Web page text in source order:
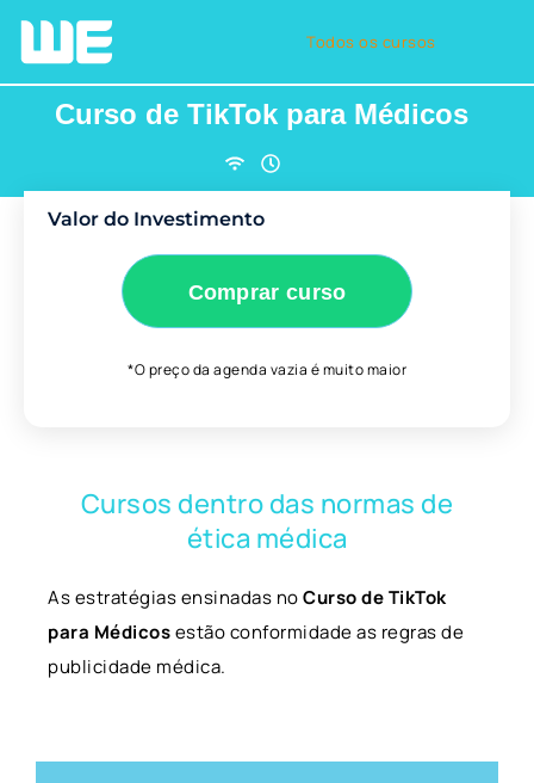
Todos os cursos
Curso de TikTok para Médicos
Cursos dentro das normas de
ética médica
As estratégias ensinadas noCurso de TikTok
para Médicosestão conformidade as regras de
publicidade médica.
Valor do Investimento
Comprar curso
*O preço da agenda vazia é muito maior